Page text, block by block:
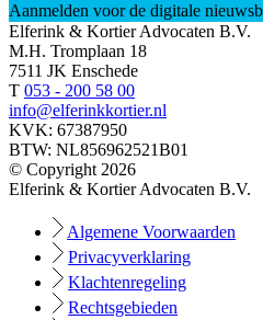
Aanmelden voor de digitale
Elferink & Kortier Advocaten B.V.
M.H. Tromplaan 18
7511 JK Enschede
T 053 - 200 58 00
info@elferinkkortier.nl
KVK: 67387950
BTW: NL856962521B01
© Copyright 2026
Elferink & Kortier Advocaten B.V.
Algemene Voorwaarden
Privacyverklaring
Klachtenregeling
Rechtsgebieden